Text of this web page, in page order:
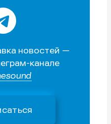
новостей —
канале